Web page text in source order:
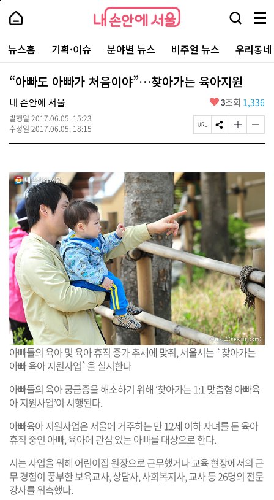
본
로
가
내
손
안
에
서
울
-
서
울
시
대
표
소
털
내
손
에
울
검
창
열
기
메
뉴
전
체
보
주
요
서
뉴스홈 기획·이슈 분야별 뉴스 비주얼 뉴스 우리동
“아빠도 아빠가 처음이야”…찾아가는 육아지원
내 손안에 서울
발행일 2017.06.05. 15:23
수정일 2017.06.05. 18:15
좋
요
3조회 1,336
페
이
R
L
복
사
S
N
유
기
글
자
크
게
변
경
하
기
글
자
작
게
하
기
아빠들의 육아 및 육아 휴직 증가 추세에 맞춰, 서울시는 `찾아가는
아빠 육아 지원사업`을 실시한다
아빠들의 육아 궁금증을 해소하기 위해 ‘찾아가는 1:1 맞춤형 아빠육
아 지원사업’이 시행된다.
아빠육아 지원사업은 서울에 거주하는 만 12세 이하 자녀를 둔 육아
휴직 중인 아빠, 육아에 관심 있는 아빠를 대상으로 한다.
시는 사업을 위해 어린이집 원장으로 근무했거나 교육 현장에서의 근
무 경험이 풍부한 보육교사, 상담사, 사회복지사, 교사 등 26명의 전문
강사를 위촉했다.
페
상
단
로